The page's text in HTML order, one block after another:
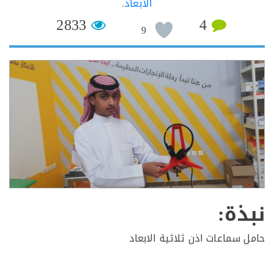
4
9
2833
سماعات اذن ثلاثية الابعاد